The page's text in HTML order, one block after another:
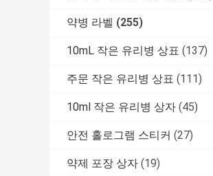
약병 라벨 (255)
10mL 작은 유리병 상표 (137)
주문 작은 유리병 상표 (111)
10ml 작은 유리병 상자 (45)
안전 홀로그램 스티커 (27)
약제 포장 상자 (19)